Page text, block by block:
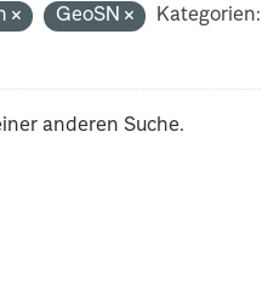
GeoSN Kategorien:
anderen Suche.